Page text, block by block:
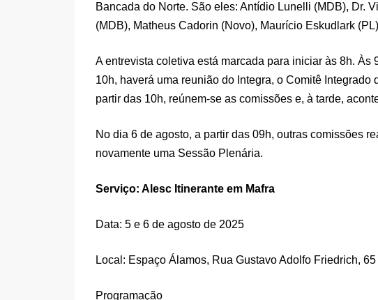
Bancada do Norte. São eles: Antídio Lunelli (MDB), Dr.
(MDB), Matheus Cadorin (Novo), Maurício Eskudlark
A entrevista coletiva está marcada para iniciar às 8h.
10h, haverá uma reunião do Integra, o Comitê
partir das 10h, reúnem-se as comissões e, à tarde,
No dia 6 de agosto, a partir das 09h, outras comissões
novamente uma Sessão Plenária.
Serviço: Alesc Itinerante em Mafra
Data: 5 e 6 de agosto de 2025
Local: Espaço Álamos, Rua Gustavo Adolfo Friedrich,
Programação